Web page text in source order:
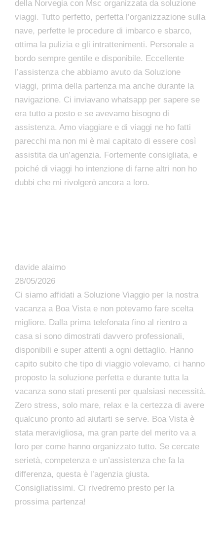
della Norvegia con Msc organizzata da soluzione
viaggi. Tutto perfetto, perfetta l’organizzazione sulla
nave, perfette le procedure di imbarco e sbarco,
ottima la pulizia e gli intrattenimenti. Personale a
bordo sempre gentile e disponibile. Eccellente
l’assistenza che abbiamo avuto da Soluzione
viaggi, prima della partenza ma anche durante la
navigazione. Ci inviavano whatsapp per sapere se
era tutto a posto e se avevamo bisogno di
assistenza. Amo viaggiare e di viaggi ne ho fatti
parecchi ma non mi è mai capitato di essere così
assistita da un’agenzia. Fortemente consigliata, e
poiché di viaggi ho intenzione di farne altri non ho
dubbi che mi rivolgerò ancora a loro.
davide alaimo
28/05/2026
Ci siamo affidati a Soluzione Viaggio per la nostra
vacanza a Boa Vista e non potevamo fare scelta
migliore. Dalla prima telefonata fino al rientro a
casa si sono dimostrati davvero professionali,
disponibili e super attenti a ogni dettaglio. Hanno
capito subito che tipo di viaggio volevamo, ci hanno
proposto la soluzione perfetta e durante tutta la
vacanza sono stati presenti per qualsiasi necessità.
Zero stress, solo mare, relax e la certezza di avere
qualcuno pronto ad aiutarti se serve. Boa Vista è
stata meravigliosa, ma gran parte del merito va a
loro per come hanno organizzato tutto. Se cercate
serietà, competenza e un’assistenza che fa la
differenza, questa è l’agenzia giusta.
Consigliatissimi. Ci rivedremo presto per la
prossima partenza!